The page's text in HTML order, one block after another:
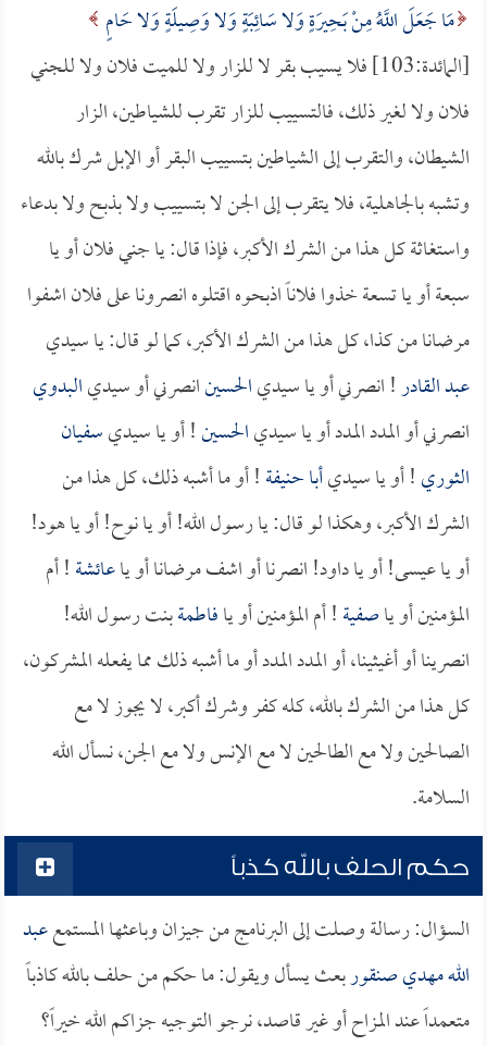
مَا جَعَلَ اللَّهُ مِنْ بَحِيرَةٍ وَلا سَائِبَةٍ وَلا وَصِيلَةٍ وَلا حَامٍ
[المائدة:103] فلا يسيب بقر لا للزار ولا للميت فلان ولا للجني
فلان ولا لغير ذلك، فالتسييب للزار تقرب للشياطين، الزار
الشيطان، والتقرب إلى الشياطين بتسييب البقر أو الإبل شرك بالله
وتشبه بالجاهلية، فلا يتقرب إلى الجن لا بتسييب ولا بذبح ولا بدعاء
واستغاثة كل هذا من الشرك الأكبر، فإذا قال: يا جني فلان أو يا
سبعة أو يا تسعة خذوا فلاناً اذبحوه اقتلوه انصرونا على فلان اشفوا
مرضانا من كذا، كل هذا من الشرك الأكبر، كما لو قال: يا سيدي
عبد القادر! انصرني أو يا سيديالحسينانصرني أو سيديالبدوي
انصرني أو المدد المدد أو يا سيديالحسين! أو يا سيديسفيان
الثوري! أو يا سيديأبا حنيفة! أو ما أشبه ذلك، كل هذا من
الشرك الأكبر، وهكذا لو قال: يا رسول الله! أو يا نوح! أو يا هود!
أو يا عيسى! أو يا داود! انصرنا أو اشف مرضانا أو ياعائشة! أم
المؤمنين أو ياصفية! أم المؤمنين أو يافاطمةبنت رسول الله!
انصرينا أو أغيثينا، أو المدد المدد أو ما أشبه ذلك مما يفعله المشركون،
كل هذا من الشرك بالله، كله كفر وشرك أكبر، لا يجوز لا مع
الصالحين ولا مع الطالحين لا مع الإنس ولا مع الجن، نسأل الله
السلامة.
حكم الحلف بالله كذباً
السؤال: رسالة وصلت إلى البرنامج من جيزان وباعثها المستمععبد
الله مهدي صنقوربعث يسأل ويقول: ما حكم من حلف بالله كاذباً
متعمداً عند المزاح أو غير قاصد، نرجو التوجيه جزاكم الله خيراً؟